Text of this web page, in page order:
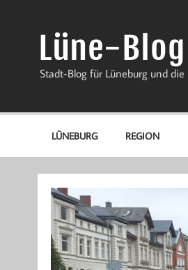
Lüne-Blog
Stadt-Blog für Lüneburg und die
LÜNEBURG REGION